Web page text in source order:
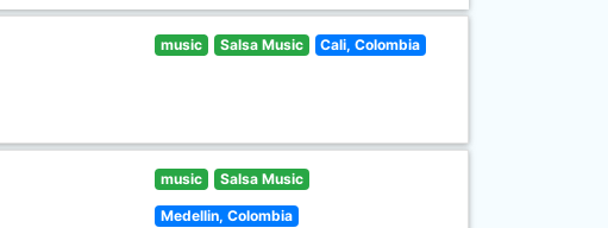
music Salsa Music Cali, Colombia
music Salsa Music
Medellin, Colombia